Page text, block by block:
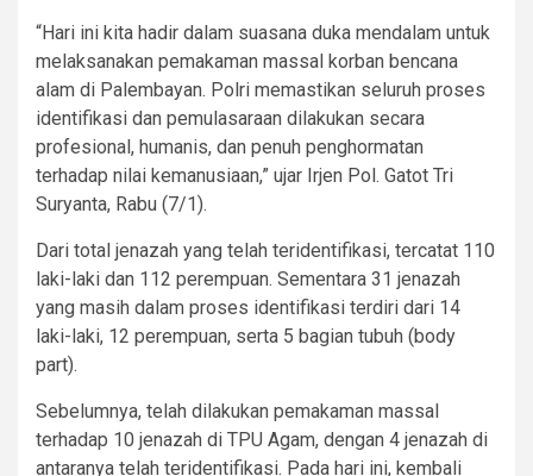
“Hari ini kita hadir dalam suasana duka mendalam untuk
melaksanakan pemakaman massal korban bencana
alam di Palembayan. Polri memastikan seluruh proses
identifikasi dan pemulasaraan dilakukan secara
profesional, humanis, dan penuh penghormatan
terhadap nilai kemanusiaan,” ujar Irjen Pol. Gatot Tri
Suryanta, Rabu (7/1).
Dari total jenazah yang telah teridentifikasi, tercatat 110
laki-laki dan 112 perempuan. Sementara 31 jenazah
yang masih dalam proses identifikasi terdiri dari 14
laki-laki, 12 perempuan, serta 5 bagian tubuh (body
part).
Sebelumnya, telah dilakukan pemakaman massal
terhadap 10 jenazah di TPU Agam, dengan 4 jenazah di
antaranya telah teridentifikasi. Pada hari ini, kembali